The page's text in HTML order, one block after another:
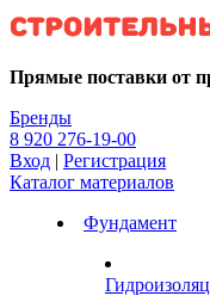
Kg
Прямые поставки от
Бренды
8 920 276-19-00
Вход | Регистрация
Каталог материалов
Фундамент